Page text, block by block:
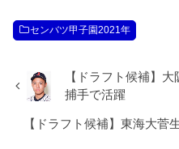
センバツ甲子園2021年
【ドラフト候補】
捕手で活躍
【ドラフト候補】東海大菅